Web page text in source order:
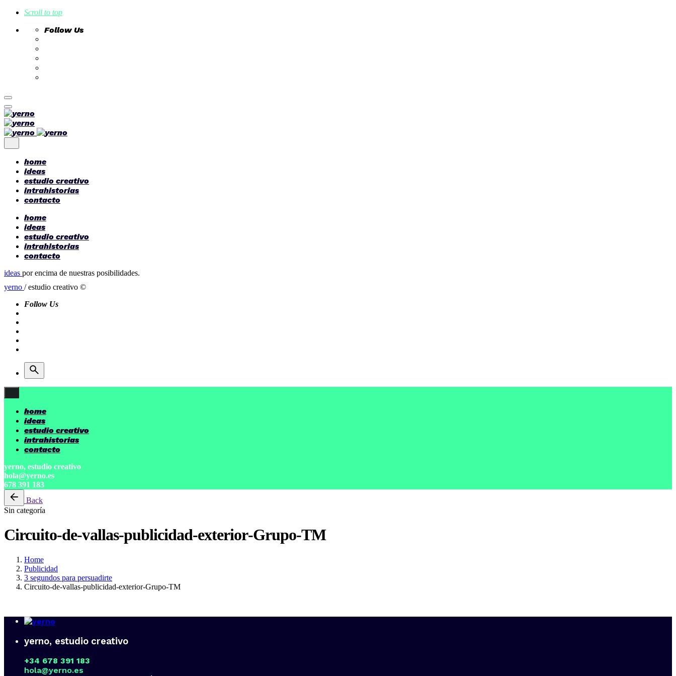
Scroll to top
Follow Us
Skip
to
content
home
ideas
estudio creativo
intrahistorias
contacto
home
ideas
estudio creativo
intrahistorias
contacto
ideas por encima de nuestras posibilidades.
yerno / estudio creativo ©
Follow Us
home
ideas
estudio creativo
intrahistorias
contacto
yerno, estudio creativo
hola@yerno.es
678 391 183
Back
Sin categoría
Circuito-de-vallas-publicidad-exterior-Grupo-TM
Home
Publicidad
3 segundos para persuadirte
Circuito-de-vallas-publicidad-exterior-Grupo-TM
yerno, estudio creativo
+34 678 391 183
hola@yerno.es